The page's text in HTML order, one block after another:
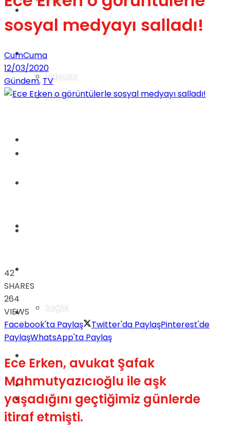
Videolar
Sağlık
TV
Gündem
Yaşam
Sağlık
Müzik
Sinema
Tatil
sosyal medyayı salladı!
CumCuma
12/03/2020
Gündem, TV
42
SHARES
264
VIEWS
Facebook'ta Paylaş
Twitter'da PaylaşPinterest'de
PaylaşWhatsApp'ta Paylaş
Ece Erken, avukat Şafak
Mahmutyazıcıoğlu ile aşk
yaşadığını geçtiğimiz günlerde
itiraf etmişti.